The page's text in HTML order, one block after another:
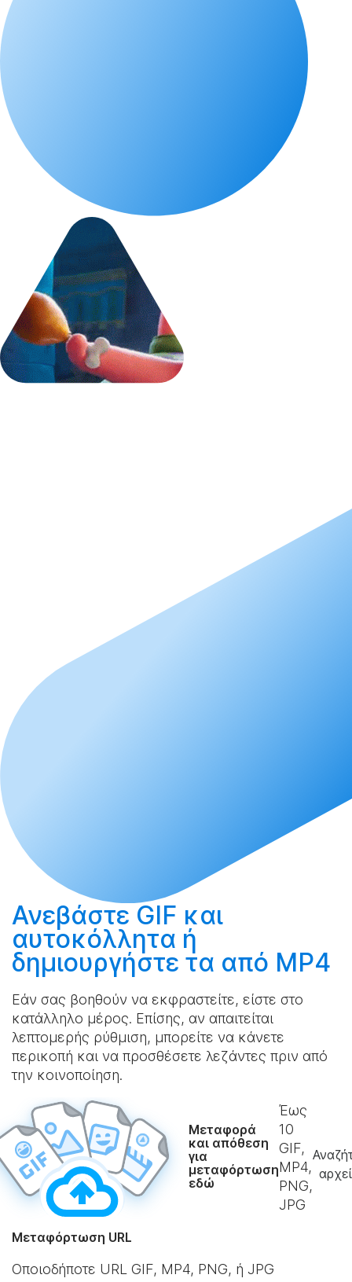
Ανεβάστε GIF και
αυτοκόλλητα ή
δημιουργήστε τα από MP4
Εάν σας βοηθούν να εκφραστείτε, είστε στο
κατάλληλο μέρος. Επίσης, αν απαιτείται
λεπτομερής ρύθμιση, μπορείτε να κάνετε
περικοπή και να προσθέσετε λεζάντες πριν από
την κοινοποίηση.
Μεταφορά
και απόθεση
για
μεταφόρτωση
εδώ
Έως
10
GIF,
MP4,
PNG,
JPG
Μεταφόρτωση URL
Οποιοδήποτε URL GIF, MP4, PNG, ή JPG